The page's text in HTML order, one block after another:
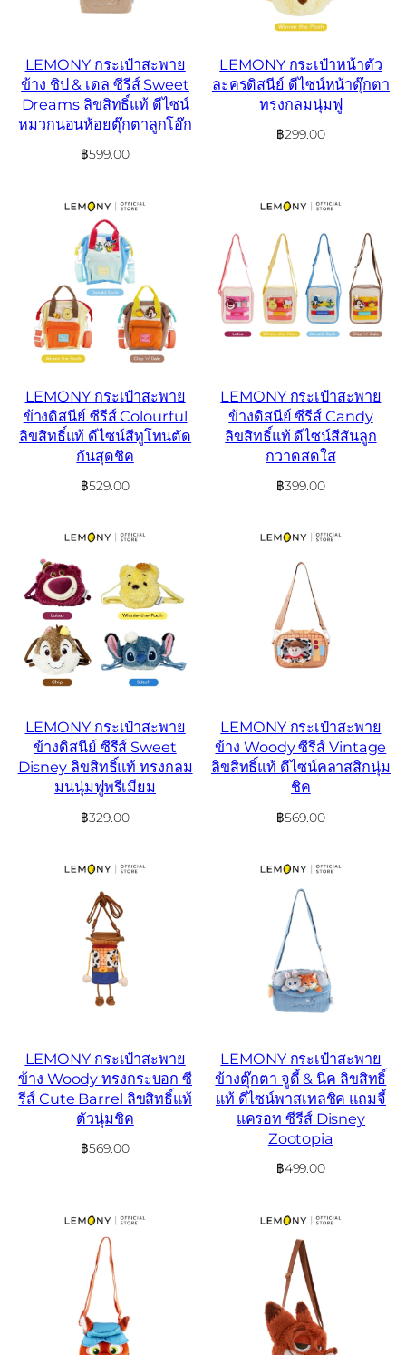
LEMONY กระเป๋าสะพาย
ข้าง ชิป & เดล ซีรีส์ Sweet
Dreams ลิขสิทธิ์แท้ ดีไซน์
หมวกนอนห้อยตุ๊กตาลูกโอ๊ก
฿599.00
LEMONY กระเป๋าหน้าตัว
ละครดิสนีย์ ดีไซน์หน้าตุ๊กตา
ทรงกลมนุ่มฟู
฿299.00
LEMONY กระเป๋าสะพาย
ข้างดิสนีย์ ซีรีส์ Colourful
ลิขสิทธิ์แท้ ดีไซน์สีทูโทนตัด
กันสุดชิค
฿529.00
LEMONY กระเป๋าสะพาย
ข้างดิสนีย์ ซีรีส์ Candy
ลิขสิทธิ์แท้ ดีไซน์สีสันลูก
กวาดสดใส
฿399.00
LEMONY กระเป๋าสะพาย
ข้างดิสนีย์ ซีรีส์ Sweet
Disney ลิขสิทธิ์แท้ ทรงกลม
มนนุ่มฟูพรีเมียม
฿329.00
LEMONY กระเป๋าสะพาย
ข้าง Woody ซีรีส์ Vintage
ลิขสิทธิ์แท้ ดีไซน์คลาสสิกนุ่ม
ชิค
฿569.00
LEMONY กระเป๋าสะพาย
ข้าง Woody ทรงกระบอก ซี
รีส์ Cute Barrel ลิขสิทธิ์แท้
ตัวนุ่มชิค
฿569.00
LEMONY กระเป๋าสะพาย
ข้างตุ๊กตา จูดี้ & นิค ลิขสิทธิ์
แท้ ดีไซน์พาสเทลชิค แถมจี้
แครอท ซีรีส์ Disney
Zootopia
฿499.00